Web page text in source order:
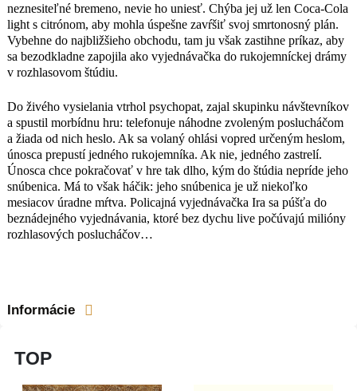
neznesiteľné bremeno, nevie ho uniesť. Chýba jej už len Coca-Cola
light s citrónom, aby mohla úspešne zavŕšiť svoj smrtonosný plán.
Vybehne do najbližšieho obchodu, tam ju však zastihne príkaz, aby
sa bezodkladne zapojila ako vyjednávačka do rukojemníckej drámy
v rozhlasovom štúdiu.
Do živého vysielania vtrhol psychopat, zajal skupinku návštevníkov
a spustil morbídnu hru: telefonuje náhodne zvoleným poslucháčom
a žiada od nich heslo. Ak sa volaný ohlási vopred určeným heslom,
únosca prepustí jedného rukojemníka. Ak nie, jedného zastrelí.
Únosca chce pokračovať v hre tak dlho, kým do štúdia nepríde jeho
snúbenica. Má to však háčik: jeho snúbenica je už niekoľko
mesiacov úradne mŕtva. Policajná vyjednávačka Ira sa púšťa do
beznádejného vyjednávania, ktoré bez dychu live počúvajú milióny
rozhlasových poslucháčov…
Informácie
TOP